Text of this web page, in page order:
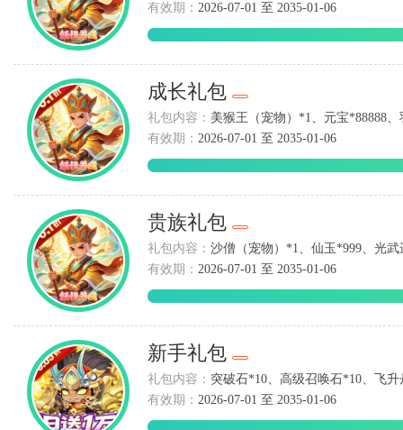
有效期： 2026-07-01 至 2035-01-06
成长礼包
礼包内容： 美猴王（宠物）*1、元宝*88888
有效期： 2026-07-01 至 2035-01-06
贵族礼包
礼包内容： 沙僧（宠物）*1、仙玉*999、光武
有效期： 2026-07-01 至 2035-01-06
新手礼包
礼包内容： 突破石*10、高级召唤石*10、飞升
有效期： 2026-07-01 至 2035-01-06